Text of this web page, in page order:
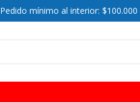
Pedido mínimo al interior: $100.000